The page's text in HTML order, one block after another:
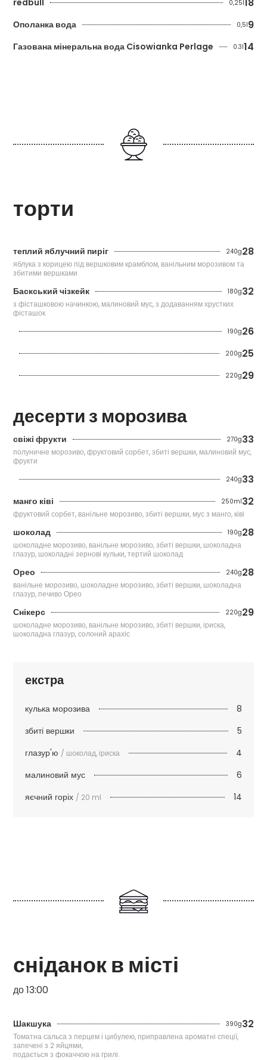
redbull 0,25l
Ополанка вода 0,5l9
Газована мінеральна вода Cisowianka Perlage 0.3l14
торти
теплий яблучний пиріг 240g28
яблука з корицею під вершковим крамблом, ванільним морозивом та
збитими вершками
Баскський чізкейк 180g32
з фісташковою начинкою, малиновий мус, з додаванням хрустких
фісташок
190g26
200g25
220g29
десерти з морозива
свіжі фрукти 270g33
полуничне морозиво, фруктовий сорбет, збиті вершки, малиновий мус,
фрукти
240g33
манго ківі 250ml32
фруктовий сорбет, ванільне морозиво, збиті вершки, мус з манго, ківі
шоколад 190g28
шоколадне морозиво, ванільне морозиво, збиті вершки, шоколадна
глазур, шоколадні зернові кульки, тертий шоколад
Орео 240g28
ванільне морозиво, шоколадне морозиво, збиті вершки, шоколадна
глазур, печиво Орео
Снікерс 220g29
шоколадне морозиво, ванільне морозиво, збиті вершки, іриска,
шоколадна глазур, солоний арахіс
екстра
кулька морозива
8
збиті вершки
5
глазур'ю / шоколад, іриска
4
малиновий мус
6
яєчний горіх / 20 ml 14
сніданок в місті
до 13:00
Шакшука 390g32
Томатна сальса з перцем і цибулею, приправлена ароматні спеції,
запечені з 2 яйцями,
подається з фокаччою на грилі.